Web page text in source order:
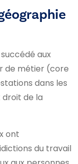
aux
de métier (core
dans les
de la
ont
du travail